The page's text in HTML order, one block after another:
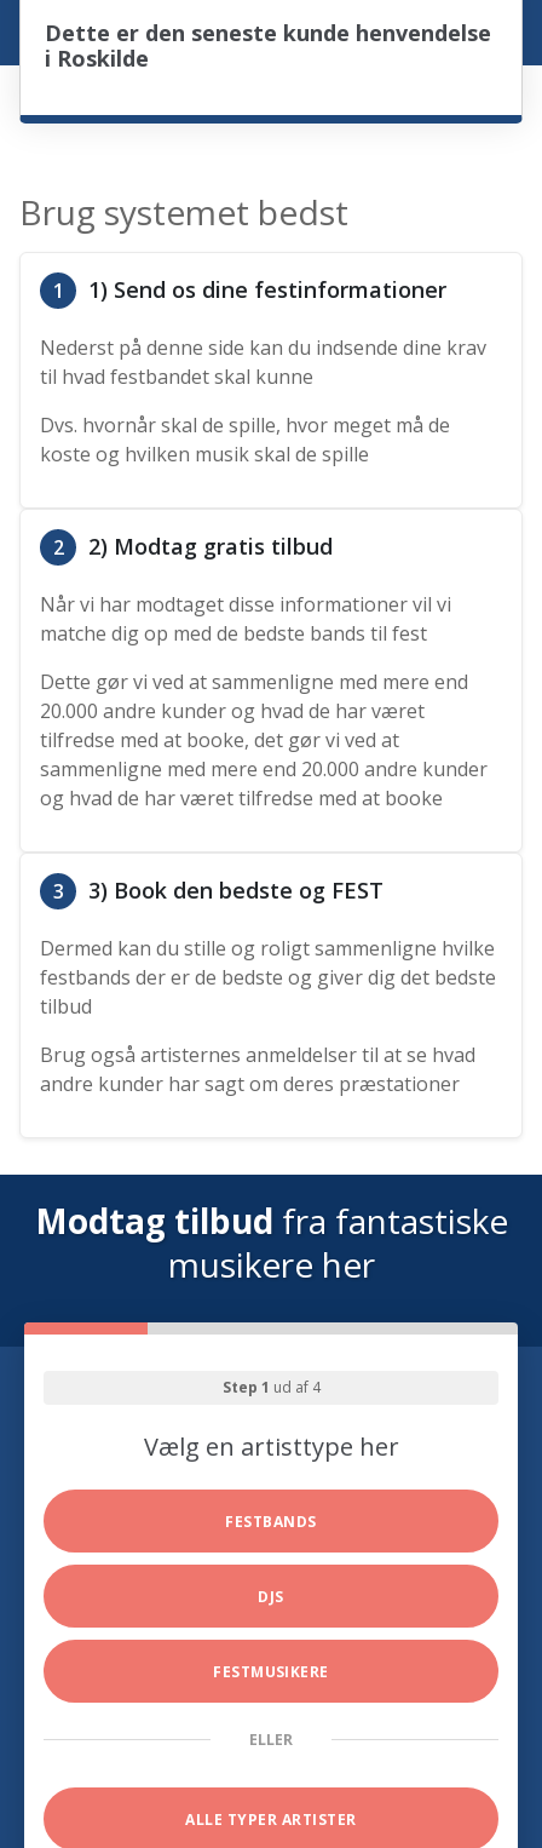
Dette er den seneste kunde henvendelse
i Roskilde
Brug systemet bedst
1 1) Send os dine festinformationer
Nederst på denne side kan du indsende dine krav
til hvad festbandet skal kunne
Dvs. hvornår skal de spille, hvor meget må de
koste og hvilken musik skal de spille
2 2) Modtag gratis tilbud
Når vi har modtaget disse informationer vil vi
matche dig op med de bedste bands til fest
Dette gør vi ved at sammenligne med mere end
20.000 andre kunder og hvad de har været
tilfredse med at booke, det gør vi ved at
sammenligne med mere end 20.000 andre kunder
og hvad de har været tilfredse med at booke
3 3) Book den bedste og FEST
Dermed kan du stille og roligt sammenligne hvilke
festbands der er de bedste og giver dig det bedste
tilbud
Brug også artisternes anmeldelser til at se hvad
andre kunder har sagt om deres præstationer
Modtag tilbud fra fantastiske
musikere her
Step 1 ud af 4
Vælg en artisttype her
FESTBANDS
DJS
FESTMUSIKERE
ELLER
ALLE TYPER ARTISTER